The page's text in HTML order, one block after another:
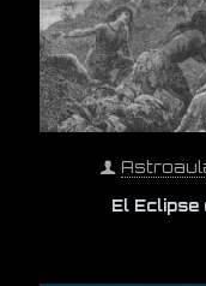
El Eclipse